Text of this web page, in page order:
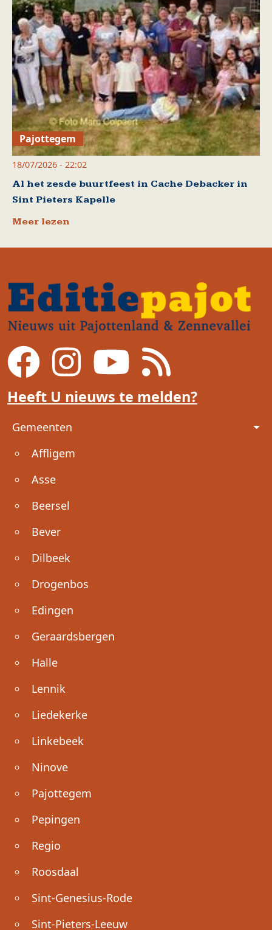
Pajottegem
18/07/2026 - 22:02
Al het zesde buurtfeest in Cache Debacker in
Sint Pieters Kapelle
Meer lezen
Heeft U nieuws te melden?
Voet
Gemeenten
Affligem
Asse
Beersel
Bever
Dilbeek
Drogenbos
Edingen
Geraardsbergen
Halle
Lennik
Liedekerke
Linkebeek
Ninove
Pajottegem
Pepingen
Regio
Roosdaal
Sint-Genesius-Rode
Sint-Pieters-Leeuw